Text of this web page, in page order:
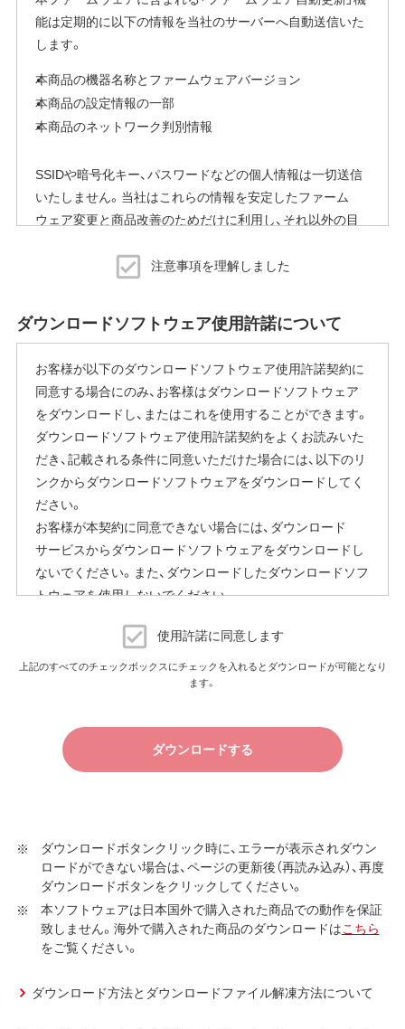
能は定期的に以下の情報を当社のサーバーへ自動送信いた
します。
本商品の機器名称とファームウェアバージョン
本商品の設定情報の一部
本商品のネットワーク判別情報
SSIDや暗号化キー、パスワードなどの個人情報は一切送信
いたしません。当社はこれらの情報を安定したファーム
ウェア変更と商品改善のためだけに利用し、それ以外の目
※本機能を停止する方法
完了後すぐにエアステーション設定ツールから商品本体の
設定画面を表示していただき、[管理]-[ファームウェア更新]
内の「ファームウェア自動更新機能」で"自動更新をしな
い"に変更することで停止いただけます。
設定画面の表示方法の詳細は、本商品に同梱の取扱説明書
または、当社ホームページに掲載の「エアステーション設定
ガイド」をご覧ください。
本機能にはその他に下記の注意事項がございます。
ファームウェア自動更新中はインターネットに接続できな
くなります。
従量制課金契約の場合は、ファームウェアダウンロードに
よる通信費用や、パケット通信量の超過による速度制限が
注意事項を理解しました
ダウンロードソフトウェア使用許諾について
お客様が以下のダウンロードソフトウェア使用許諾契約に
同意する場合にのみ、お客様はダウンロードソフトウェア
をダウンロードし、またはこれを使用することができます。
ダウンロードソフトウェア使用許諾契約をよくお読みいた
だき、記載される条件に同意いただけた場合には、以下のリ
ンクからダウンロードソフトウェアをダウンロードしてく
ださい。
お客様が本契約に同意できない場合には、ダウンロード
サービスからダウンロードソフトウェアをダウンロードし
ないでください。また、ダウンロードしたダウンロードソフ
トウェアを使用しないでください。
ダウンロードソフトウェア使用許諾契約
（株）バッファロー（以下、弊社といいます）は、お客様がダウ
ンロードソフトウェア使用許諾契約（以下、本契約といいま
ます）について弊社が保証契約に基づく修理を実施する際
の条件である保証契約約款、およびそれに含まれるソフト
ウェア（以下、添付ソフトウェアといいます）の使用許諾契
ア（ユーティリティ・ファームウェア・ドライバなど）を含み
以下、本ソフトウェアといいます）の使用を許諾いたしま
す。
第1条 使用許諾
弊社は、本契約に規定する条件で、本ソフトウェアの
使用許諾に同意します
上記のすべてのチェックボックスにチェックを入れるとダウンロードが可能となり
ます。
ダウンロードする
ダウンロードボタンクリック時に、エラーが表示されダウン
ロードができない場合は、ページの更新後（再読み込み）、再度
ダウンロードボタンをクリックしてください。
本ソフトウェアは日本国外で購入された商品での動作を保証
致しません。海外で購入された商品のダウンロードはこちら
をご覧ください。
ダウンロード方法とダウンロードファイル解凍方法について